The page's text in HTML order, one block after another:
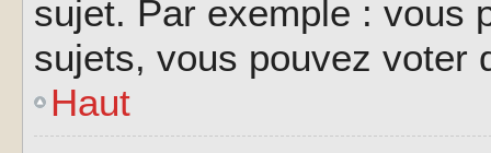
sujet. Par exemple : vous
sujets, vous pouvez voter
Haut